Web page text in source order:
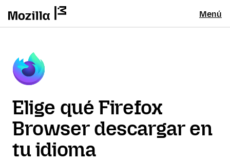
Menú
Elige qué Firefox
Browser descargar en
tu idioma